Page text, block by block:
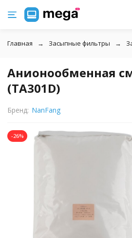
Главная Засыпные фильтры
Анионообменная
(ТА301D)
Бренд: NanFang
-26%